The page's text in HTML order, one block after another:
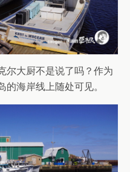
尔大厨不是说了吗？作为
海岸线上随处可见。